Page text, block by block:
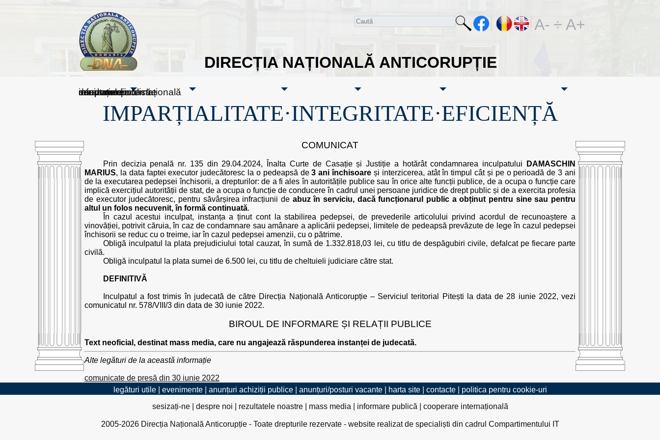
DIRECȚIA NAȚIONALĂ ANTICORUPȚIE
A- ÷ A+
sesizați-ne
despre noi
rezultatele noastre
mass media
informare publică
cooperare internațională
IMPARȚIALITATE·INTEGRITATE·EFICIENȚĂ
COMUNICAT
Prin decizia penală nr. 135 din 29.04.2024, Înalta Curte de Casație și Justiție a hotărât condamnarea inculpatului
DAMASCHIN
MARIUS, la data faptei executor judecătoresc la o pedeapsă de3 ani închisoare și interzicerea, atât în timpul cât și pe o perioadă de 3 ani
de la executarea pedepsei închisorii, a drepturilor: de a fi ales în autoritățile publice sau în orice alte funcții publice, de a ocupa o funcție care
implică exercițiul autorității de stat, de a ocupa o funcție de conducere în cadrul unei persoane juridice de drept public și de a exercita profesia
de executor judecătoresc, pentru săvârșirea infracțiunii de abuz în serviciu, dacă funcționarul public a obținut pentru sine sau pentru
altul un folos necuvenit, în formă continuată.
În cazul acestui inculpat, instanța a ținut cont la stabilirea pedepsei, de prevederile articolului privind acordul de recunoaștere a
vinovăției, potrivit căruia, în caz de condamnare sau amânare a aplicării pedepsei, limitele de pedeapsă prevăzute de lege în cazul pedepsei
închisorii se reduc cu o treime, iar în cazul pedepsei amenzii, cu o pătrime.
Obligă inculpatul la plata prejudiciului total cauzat, în sumă de 1.332.818,03 lei, cu titlu de despăgubiri civile, defalcat pe fiecare parte
civilă.
Obligă inculpatul la plata sumei de 6.500 lei, cu titlu de cheltuieli judiciare către stat.
DEFINITIVĂ
Inculpatul a fost trimis în judecată de către Direcția Națională Anticorupție – Serviciul teritorial Pitești la data de 28 iunie 2022, vezi
comunicatul nr. 578/VIII/3 din data de 30 iunie 2022.
BIROUL DE INFORMARE ȘI RELAȚII PUBLICE
Text neoficial, destinat mass media, care nu angajează răspunderea instanței de judecată.
Alte legături de la această informație
comunicate de presă din 30 iunie 2022
legături utile| evenimente| anunțuri achiziții publice| anunțuri/posturi vacante| harta site| contacte| politica pentru cookie-uri
sesizați-ne| despre noi rezultatele noastre| mass media informare publică cooperare internațională
2005-2026 Direcția Națională Anticorupție - Toate drepturile rezervate - website realizat de specialiști din cadrul Compartimentului IT